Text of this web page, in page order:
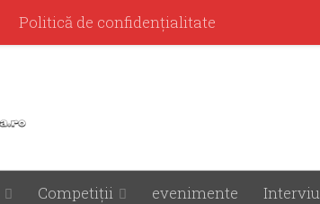
Politică de confidenţialitate
Competiţii evenimente Interviu